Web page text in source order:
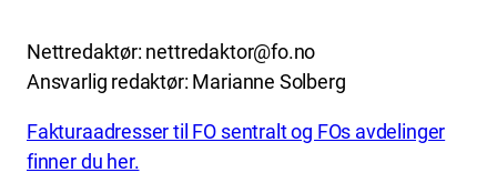
Nettredaktør: nettredaktor@fo.no
Ansvarlig redaktør: Marianne Solberg
Fakturaadresser til FO sentralt og FOs avdelinger
finner du her.